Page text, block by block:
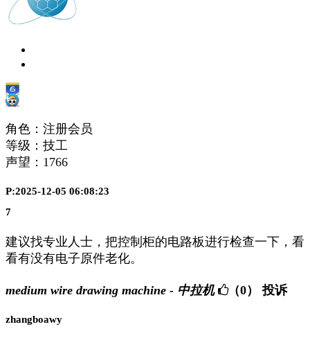
角色：注册会员
等级：技工
声望： 1766
P:2025-12-05 06:08:23
7
建议找专业人士，把控制柜的电路板进行检查一下，看
看有没有电子原件老化。
medium wire drawing machine - 中拉机 （0） 投诉
zhangboawy